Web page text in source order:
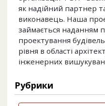
як надійний партнер
виконавець. Наша
займається наданням
проектування
рівня в області
інженерних
Рубрики